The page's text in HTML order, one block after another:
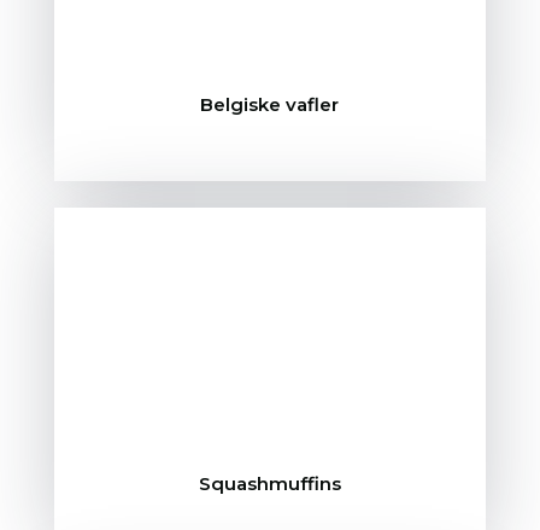
Belgiske vafler
Squashmuffins